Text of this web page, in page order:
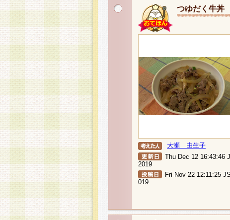
つゆだく牛丼
大瀬 由生子
Thu Dec 12 16:43:46
2019
Fri Nov 22 12:11:25
019